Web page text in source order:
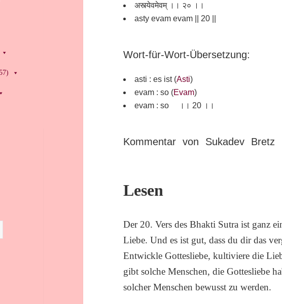
अस्त्येवमेवम् ।। २० ।।
asty evam evam || 20 ||
Wort-für-Wort-Übersetzung:
asti : es ist (Asti)
evam : so (Evam)
evam : so ।। 20 ।।
Kommentar von Sukadev Bretz
Lesen
Der 20. Vers des Bhakti Sutra ist ganz
Liebe. Und es ist gut, dass du dir das
Entwickle Gottesliebe, kultiviere die
gibt solche Menschen, die Gottesliebe
solcher Menschen bewusst zu werden.